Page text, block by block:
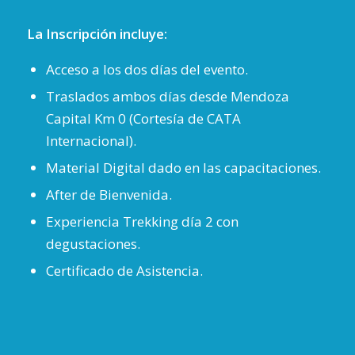
La Inscripción incluye:
Acceso a los dos días del evento.
Traslados ambos días desde Mendoza
Capital Km 0 (Cortesía de CATA
Internacional).
Material Digital dado en las capacitaciones.
After de Bienvenida.
Experiencia Trekking día 2 con
degustaciones.
Certificado de Asistencia.